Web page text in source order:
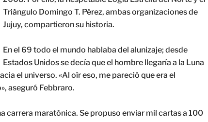
Triángulo Domingo T. Pérez, ambas organizaciones de
Jujuy, compartieron su historia.
En el 69 todo el mundo hablaba del alunizaje; desde
Estados Unidos se decía que el hombre llegaría a la Luna
el universo. «Al oír eso, me pareció que era el
aseguró Febbraro.
carrera maratónica. Se propuso enviar mil cartas a 100